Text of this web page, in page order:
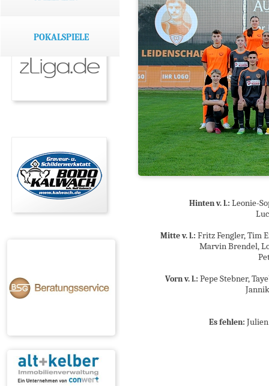
POKALSPIELE
Hinten v. l.: Leonie-
Mitte v. l.: Fritz Fengler, Tim
Marvin Brendel,
Vorn v. l.: Pepe Stebner,
Es fehlen: